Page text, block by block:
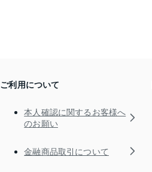
ご利用について
本人確認に関するお客様へ
のお願い
金融商品取引について